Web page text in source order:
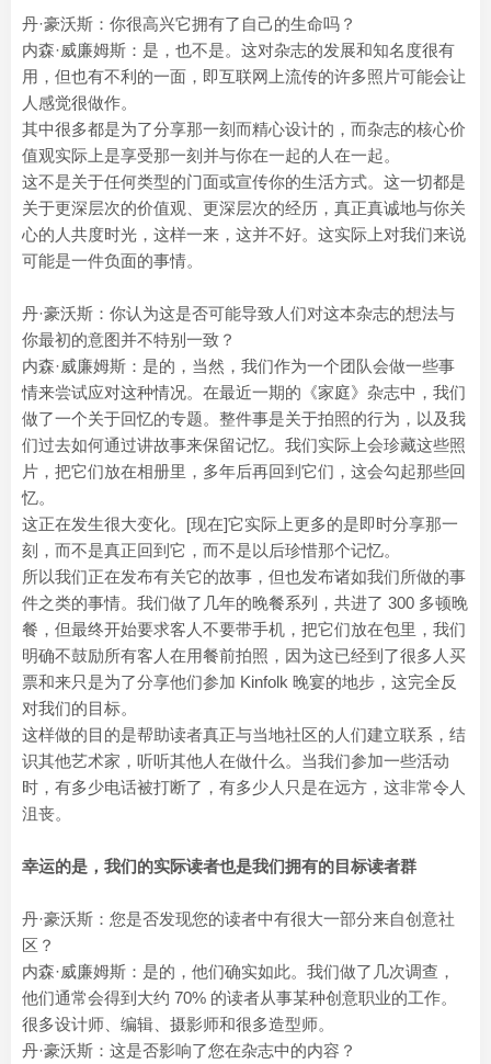
丹·豪沃斯：你很高兴它拥有了自己的生命吗？
内森·威廉姆斯：是，也不是。这对杂志的发展和知名度很有
用，但也有不利的一面，即互联网上流传的许多照片可能会让
人感觉很做作。
其中很多都是为了分享那一刻而精心设计的，而杂志的核心价
值观实际上是享受那一刻并与你在一起的人在一起。
这不是关于任何类型的门面或宣传你的生活方式。这一切都是
关于更深层次的价值观、更深层次的经历，真正真诚地与你关
心的人共度时光，这样一来，这并不好。这实际上对我们来说
可能是一件负面的事情。
丹·豪沃斯：你认为这是否可能导致人们对这本杂志的想法与
你最初的意图并不特别一致？
内森·威廉姆斯：是的，当然，我们作为一个团队会做一些事
情来尝试应对这种情况。在最近一期的《家庭》杂志中，我们
做了一个关于回忆的专题。整件事是关于拍照的行为，以及我
们过去如何通过讲故事来保留记忆。我们实际上会珍藏这些照
片，把它们放在相册里，多年后再回到它们，这会勾起那些回
忆。
这正在发生很大变化。[现在]它实际上更多的是即时分享那一
刻，而不是真正回到它，而不是以后珍惜那个记忆。
所以我们正在发布有关它的故事，但也发布诸如我们所做的事
件之类的事情。我们做了几年的晚餐系列，共进了 300 多顿晚
餐，但最终开始要求客人不要带手机，把它们放在包里，我们
明确不鼓励所有客人在用餐前拍照，因为这已经到了很多人买
票和来只是为了分享他们参加 Kinfolk 晚宴的地步，这完全反
对我们的目标。
这样做的目的是帮助读者真正与当地社区的人们建立联系，结
识其他艺术家，听听其他人在做什么。当我们参加一些活动
时，有多少电话被打断了，有多少人只是在远方，这非常令人
沮丧。
幸运的是，我们的实际读者也是我们拥有的目标读者群
丹·豪沃斯：您是否发现您的读者中有很大一部分来自创意社
区？
内森·威廉姆斯：是的，他们确实如此。我们做了几次调查，
他们通常会得到大约 70% 的读者从事某种创意职业的工作。
很多设计师、编辑、摄影师和很多造型师。
丹·豪沃斯：这是否影响了您在杂志中的内容？